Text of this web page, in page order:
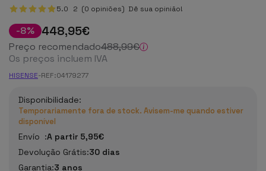
5.0 2 (0 opiniões) Dê sua opinião!
-8% 448,95€
Preço recomendado488,99€
Os preços incluem IVA
HISENSE-REF:04179277
Disponibilidade:
Temporariamente fora de stock. Avisem-me quando estiver
disponível
Envío :A partir 5,95€
Devolução Grátis:30 dias
Garantia:3 anos